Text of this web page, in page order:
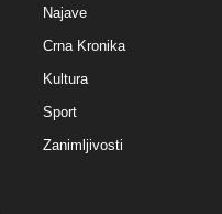
Najave
Crna Kronika
Kultura
Sport
Zanimljivosti